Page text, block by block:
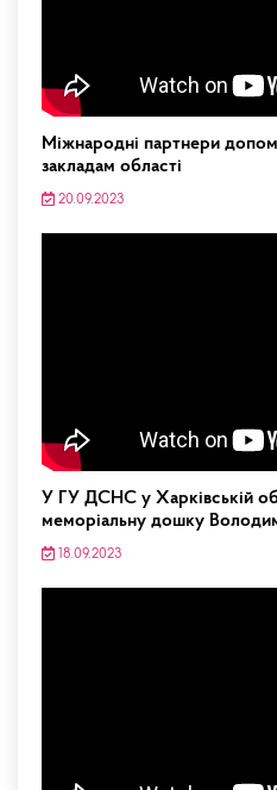
Міжнародні партнери
закладам області
20.09.2023
У ГУ ДСНС у Харківській
меморіальну дошку
18.09.2023